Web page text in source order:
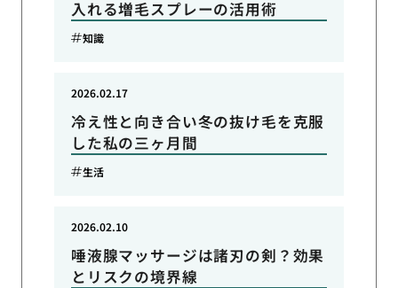
入れる増毛スプレーの活用術
知識
冷え性と向き合い冬の抜け毛を克服
した私の三ヶ月間
2026.02.17
生活
唾液腺マッサージは諸刃の剣？効果
とリスクの境界線
2026.02.10